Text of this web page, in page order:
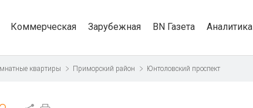
Коммерческая Зарубежная BN Газета Аналитика
квартиры Приморский район Юнтоловский проспект